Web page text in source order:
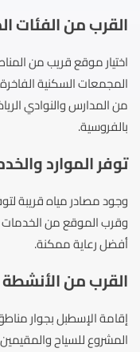
القرب من الفئات
اختيار موقع قريب من
المجمعات السكنية
من المدارس والنوادي
بالفروسية.
توفر الموارد
وجود مصادر مياه قريبة
وقرب الموقع من الخدمات
أفضل رعاية ممكنة.
القرب من
إقامة الإسطبل بجوار
المشروع للسياح